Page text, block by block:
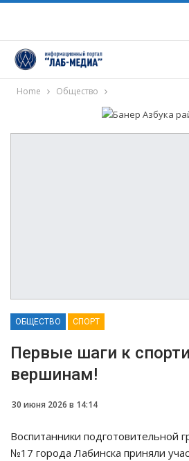
Home Общество
ОБЩЕСТВО СПОРТ
Первые шаги к
вершинам!
30 июня 2026 в 14:14
Воспитанники подготовительной
№17 города Лабинска приняли